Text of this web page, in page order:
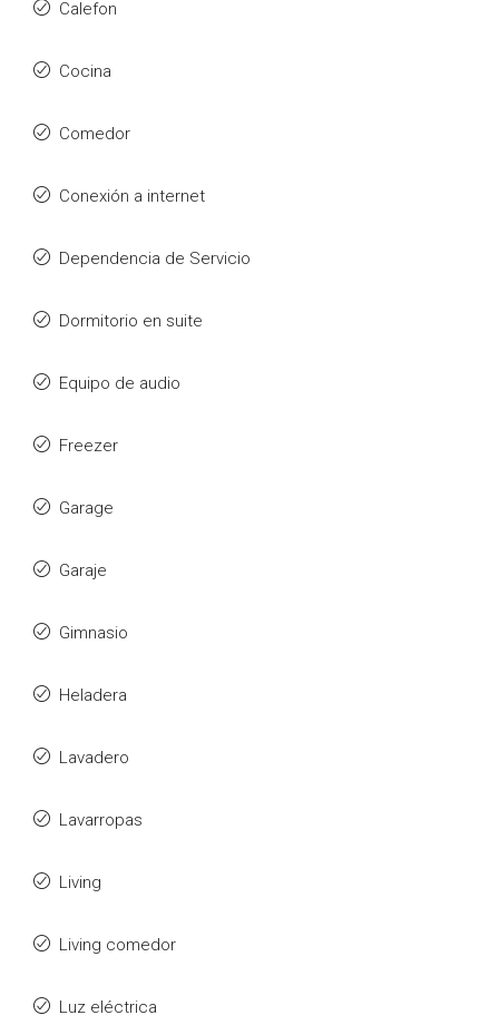
Calefon
Cocina
Comedor
Conexión a internet
Dependencia de Servicio
Dormitorio en suite
Equipo de audio
Freezer
Garage
Garaje
Gimnasio
Heladera
Lavadero
Lavarropas
Living
Living comedor
Luz eléctrica